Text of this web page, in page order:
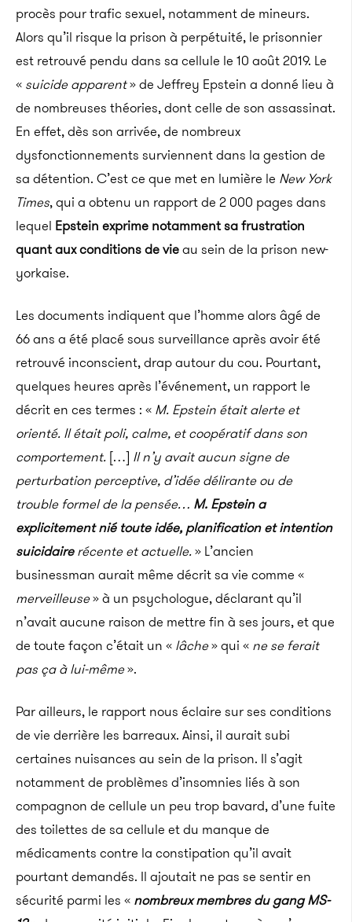
procès pour trafic sexuel, notamment de mineurs.
Alors qu’il risque la prison à perpétuité, le prisonnier
est retrouvé pendu dans sa cellule le 10 août 2019. Le
« suicide apparent» de Jeffrey Epstein a donné lieu à
de nombreuses théories, dont celle de son assassinat.
En effet, dès son arrivée, de nombreux
dysfonctionnements surviennent dans la gestion de
sa détention. C’est ce que met en lumière le New York
Times, qui a obtenu un rapport de 2 000 pages dans
lequel Epstein exprime notamment sa frustration
quant aux conditions de vieau sein de la prison new-
yorkaise.
Les documents indiquent que l’homme alors âgé de
66 ans a été placé sous surveillance après avoir été
retrouvé inconscient, drap autour du cou. Pourtant,
quelques heures après l’événement, un rapport le
décrit en ces termes : « M. Epstein était alerte et
orienté. Il était poli, calme, et coopératif dans son
comportement. […] Il n’y avait aucun signe de
perturbation perceptive, d’idée délirante ou de
trouble formel de la pensée… M. Epsteina
explicitement nié toute idée, planification et intention
suicidairerécente et actuelle.» L’ancien
businessman aurait même décrit sa vie comme «
merveilleuse» à un psychologue, déclarant qu’il
n’avait aucune raison de mettre fin à ses jours, et que
de toute façon c’était un « lâche» qui « ne se ferait
pas ça à lui-même».
Par ailleurs, le rapport nous éclaire sur ses conditions
de vie derrière les barreaux. Ainsi, il aurait subi
certaines nuisances au sein de la prison. Il s’agit
notamment de problèmes d’insomnies liés à son
compagnon de cellule un peu trop bavard, d’une fuite
des toilettes de sa cellule et du manque de
médicaments contre la constipation qu’il avait
pourtant demandés. Il ajoutait ne pas se sentir en
sécurité parmi les « nombreux membres du gangMS-